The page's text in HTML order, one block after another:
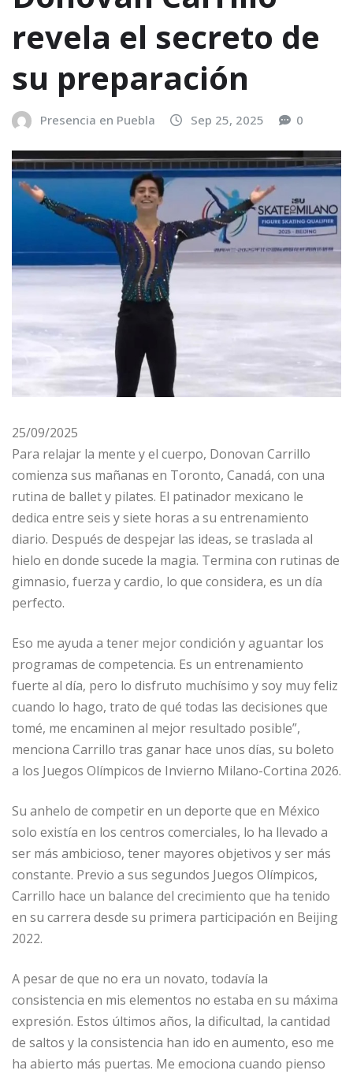
revela el secreto de
su preparación
Presencia en Puebla Sep 25, 2025 0
25/09/2025
Para relajar la mente y el cuerpo, Donovan Carrillo
comienza sus mañanas en Toronto, Canadá, con una
rutina de ballet y pilates. El patinador mexicano le
dedica entre seis y siete horas a su entrenamiento
diario. Después de despejar las ideas, se traslada al
hielo en donde sucede la magia. Termina con rutinas de
gimnasio, fuerza y cardio, lo que considera, es un día
perfecto.
Eso me ayuda a tener mejor condición y aguantar los
programas de competencia. Es un entrenamiento
fuerte al día, pero lo disfruto muchísimo y soy muy feliz
cuando lo hago, trato de qué todas las decisiones que
tomé, me encaminen al mejor resultado posible”,
menciona Carrillo tras ganar hace unos días, su boleto
a los Juegos Olímpicos de Invierno Milano-Cortina 2026.
Su anhelo de competir en un deporte que en México
solo existía en los centros comerciales, lo ha llevado a
ser más ambicioso, tener mayores objetivos y ser más
constante. Previo a sus segundos Juegos Olímpicos,
Carrillo hace un balance del crecimiento que ha tenido
en su carrera desde su primera participación en Beijing
2022.
A pesar de que no era un novato, todavía la
consistencia en mis elementos no estaba en su máxima
expresión. Estos últimos años, la dificultad, la cantidad
de saltos y la consistencia han ido en aumento, eso me
ha abierto más puertas. Me emociona cuando pienso